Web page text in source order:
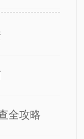
全攻略